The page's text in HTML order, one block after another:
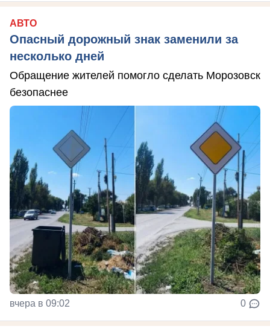
АВТО
Опасный дорожный знак заменили за
несколько дней
Обращение жителей помогло сделать Морозовск
безопаснее
вчера в 09:02 0